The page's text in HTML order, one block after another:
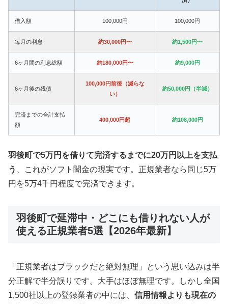
借入額 100,000円 100,000円
毎月の利息 約30,000円〜 約1,500円〜
6ヶ月間の利息総額 約180,000円〜 約9,000円
6ヶ月後の残債
100,000円前後（減らな
い）
約50,000円（半減）
完済までの合計支払
額
400,000円超 約108,000円
羽後町で5万円を借りて完済するまでに20万円以上を支払
う
、これがソフト闇金の現実です。正規業者なら同じ5万
円を5万4千円程度で完済できます。
羽後町で延滞中・どこにも借りれない人が
使える正規業者5選【2026年最新】
「正規業者はブラックだと絶対無理」という思い込みは半
分正解で半分誤りです。大手はほぼ無理です。しかし全国
1,500社以上の登録業者の中には、 信用情報よりも現在の